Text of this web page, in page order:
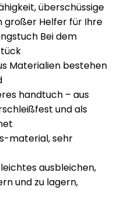
überschüssige
großer Helfer für Ihre
Bei dem
Materialien bestehen
handtuch – aus
und als
material, sehr
ausbleichen,
und zu lagern,